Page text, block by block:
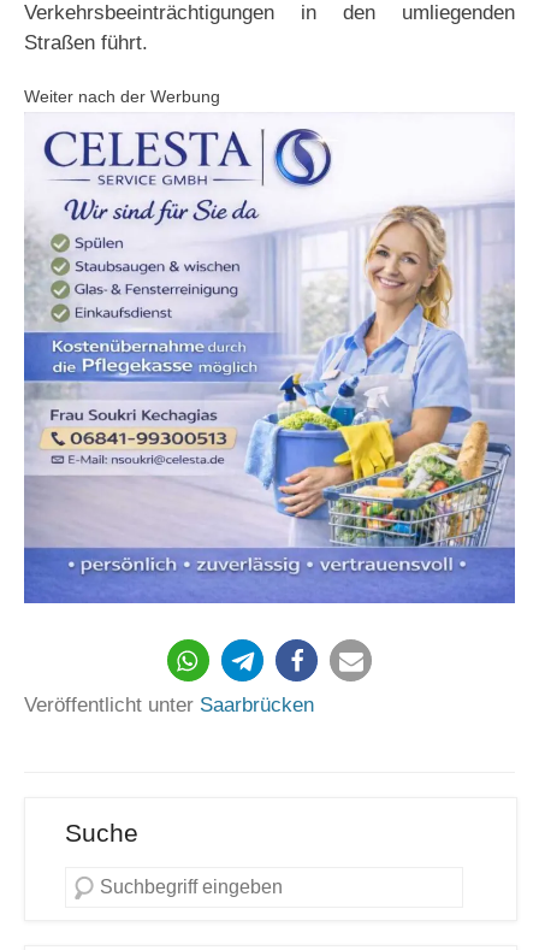
Verkehrsbeeinträchtigungen in den umliegenden
Straßen führt.
Weiter nach der Werbung
294
Veröffentlicht unter Saarbrücken
Suche